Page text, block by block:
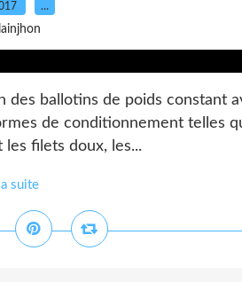
…
des ballotins de poids constant
de conditionnement telles
filets doux, les...
suite